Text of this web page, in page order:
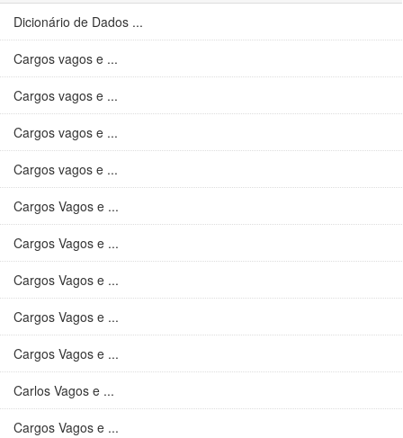
Dicionário de Dados ...
Cargos vagos e ...
Cargos vagos e ...
Cargos vagos e ...
Cargos vagos e ...
Cargos Vagos e ...
Cargos Vagos e ...
Cargos Vagos e ...
Cargos Vagos e ...
Cargos Vagos e ...
Carlos Vagos e ...
Cargos Vagos e ...